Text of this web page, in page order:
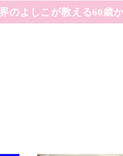
よしこが教える60歳